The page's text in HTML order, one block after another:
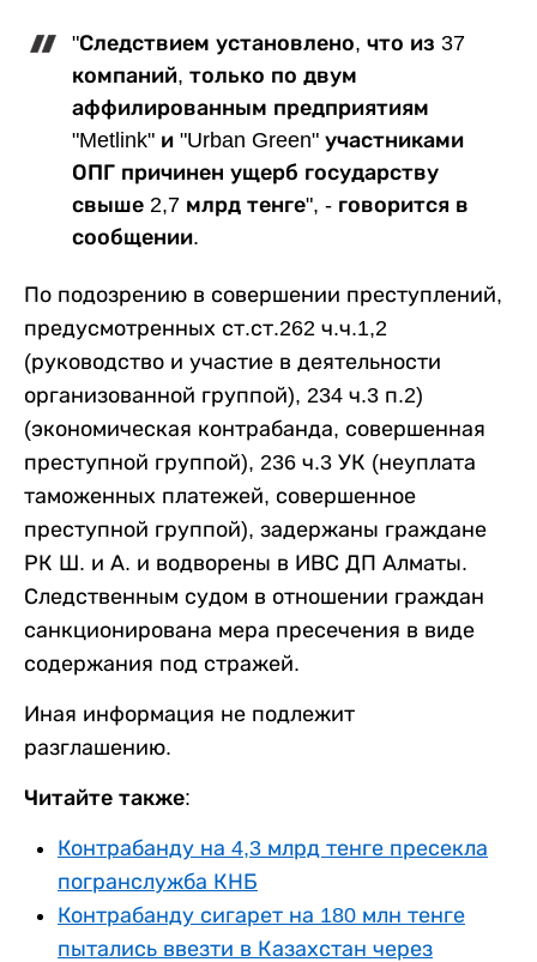
"Следствием установлено, что из 37
компаний, только по двум
аффилированным предприятиям
"Metlink" и "Urban Green" участниками
ОПГ причинен ущерб государству
свыше 2,7 млрд тенге", - говорится в
сообщении.
По подозрению в совершении преступлений,
предусмотренных ст.ст.262 ч.ч.1,2
(руководство и участие в деятельности
организованной группой), 234 ч.3 п.2)
(экономическая контрабанда, совершенная
преступной группой), 236 ч.3 УК (неуплата
таможенных платежей, совершенное
преступной группой), задержаны граждане
РК Ш. и А. и водворены в ИВС ДП Алматы.
Следственным судом в отношении граждан
санкционирована мера пресечения в виде
содержания под стражей.
Иная информация не подлежит
разглашению.
Читайте также:
Контрабанду на 4,3 млрд тенге пресекла
погранслужба КНБ
Контрабанду сигарет на 180 млн тенге
пытались ввезти в Казахстан через